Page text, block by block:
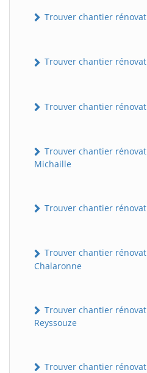
Trouver chantier
Trouver chantier
Trouver chantier
Trouver chantier
Michaille
Trouver chantier
Trouver chantier
Chalaronne
Trouver chantier
Reyssouze
Trouver chantier